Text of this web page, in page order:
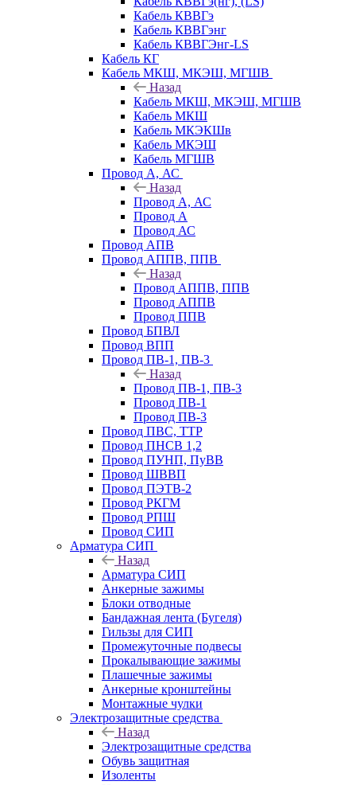
Кабель КВВГэ
Кабель КВВГэнг
Кабель КВВГЭнг-LS
Кабель КГ
Кабель МКШ, МКЭШ, МГШВ
Назад
Кабель МКШ, МКЭШ, МГШВ
Кабель МКШ
Кабель МКЭКШв
Кабель МКЭШ
Кабель МГШВ
Провод А, АС
Назад
Провод А, АС
Провод А
Провод АС
Провод АПВ
Провод АППВ, ППВ
Назад
Провод АППВ, ППВ
Провод АППВ
Провод ППВ
Провод БПВЛ
Провод ВПП
Провод ПВ-1, ПВ-3
Назад
Провод ПВ-1, ПВ-3
Провод ПВ-1
Провод ПВ-3
Провод ПВС, ТТР
Провод ПНСВ 1,2
Провод ПУНП, ПуВВ
Провод ШВВП
Провод ПЭТВ-2
Провод РКГМ
Провод РПШ
Провод СИП
Арматура СИП
Назад
Арматура СИП
Анкерные зажимы
Блоки отводные
Бандажная лента (Бугеля)
Гильзы для СИП
Промежуточные подвесы
Прокалывающие зажимы
Плашечные зажимы
Анкерные кронштейны
Монтажные чулки
Электрозащитные средства
Назад
Электрозащитные средства
Обувь защитная
Изоленты